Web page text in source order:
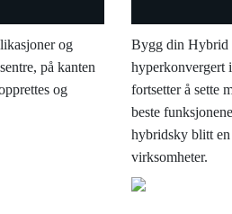
og
på kanten
og
Bygg din Hybrid
hyperkonvergert
fortsetter å sette
beste
hybridsky blitt
virksomheter.